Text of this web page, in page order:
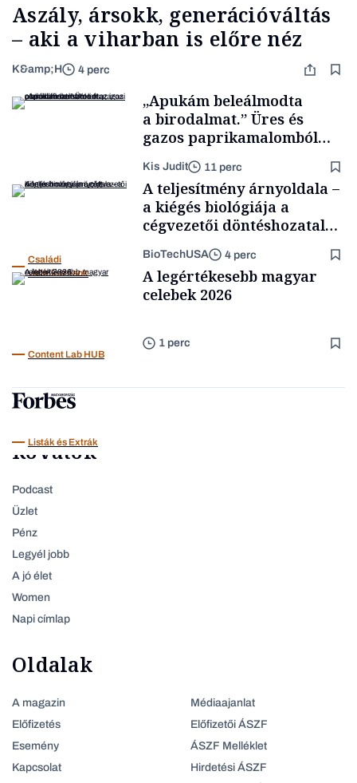
Aszály, ársokk, generációváltás
– aki a viharban is előre néz
K&amp;H 4 perc
Családi
vállalkozások
„Apukám beleálmodta
a birodalmat.” Üres és
gazos paprikamalomból
lett az igazi családi
fűszersztori
Kis Judit 11 perc
Content Lab HUB
A teljesítmény árnyoldala –
a kiégés biológiája a
cégvezetői döntéshozatal
BioTechUSA 4 perc
Listák és Extrák
A legértékesebb magyar
celebek 2026
1 perc
Rovatok
Podcast
Üzlet
Pénz
Legyél jobb
A jó élet
Women
Napi címlap
Oldalak
A magazin
Előfizetés
Esemény
Kapcsolat
Médiaajanlat
Előfizetői ÁSZF
ÁSZF Melléklet
Hirdetési ÁSZF